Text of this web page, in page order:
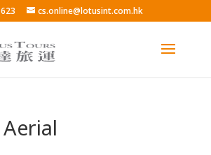
cs.online@lotusint.com.hk
Aerial